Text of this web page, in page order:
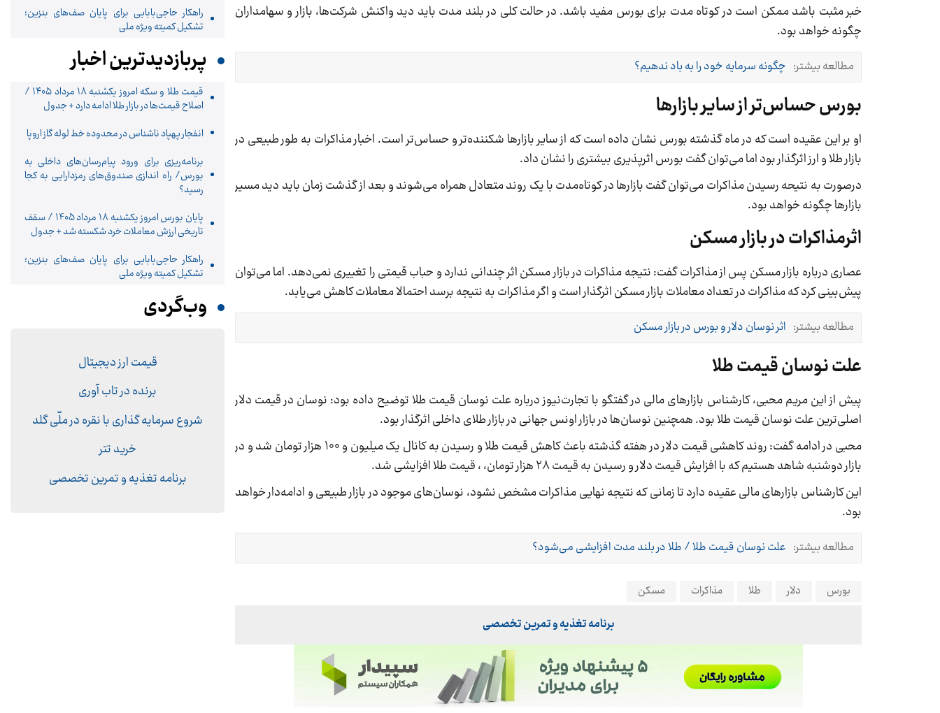
خبر مثبت باشد ممکن است در کوتاه مدت برای بورس مفید باشد. در حالت کلی در بلند مدت باید دید واکنش شرکت‌ها، بازار و سهامداران
چگونه خواهد بود.
مطالعه بیشتر: چگونه سرمایه خود را به باد ندهیم؟
بورس حساس‌تر از سایر بازارها
او بر این عقیده است که در ماه گذشته بورس نشان داده است که از سایر بازارها شکننده‌تر و حساس‌تر است. اخبار مذاکرات به طور طبیعی در
بازار طلا و ارز اثرگذار بود اما می‌توان گفت بورس اثرپذیری بیشتری را نشان داد.
درصورت به نتیحه رسیدن مذاکرات می‌توان گفت بازارها در کوتاه‌مدت با یک روند متعادل همراه می‌شوند و بعد از گذشت زمان باید دید مسیر
بازارها چگونه خواهد بود.
اثرمذاکرات در بازار مسکن
عصاری درباره بازار مسکن پس از مذاکرات گفت: نتیجه مذاکرات در بازار مسکن اثر چندانی ندارد و حباب قیمتی را تغییری نمی‌دهد. اما می‌توان
پیش‌بینی کرد که مذاکرات در تعداد معاملات بازار مسکن اثرگذار است و اگر مذاکرات به نتیجه برسد احتمالا معاملات کاهش می‌یابد.
مطالعه بیشتر: اثر نوسان دلار و بورس در بازار مسکن
علت نوسان قیمت طلا
پیش از این مریم محبی، کارشناس بازارهای مالی در گفتگو با تجارت‌نیوز درباره علت نوسان قیمت طلا توضیح داده بود: نوسان در قیمت دلار
اصلی‌ترین علت نوسان قیمت طلا بود. همچنین نوسان‌ها در بازار اونس جهانی در بازار طلای داخلی اثرگذار بود.
محبی در ادامه گفت: روند کاهشی قیمت دلار در هفته گذشته باعث کاهش قیمت طلا و رسیدن به کانال یک میلیون و ۱۰۰ هزار تومان شد و در
بازار دوشنبه شاهد هستیم که با افزایش قیمت دلار و رسیدن به قیمت ۲۸ هزار تومان، ، قیمت طلا افزایشی شد.
این کارشناس بازارهای مالی عقیده دارد تا زمانی که نتیجه نهایی مذاکرات مشخص نشود، نوسان‌های موجود در بازار طبیعی و ادامه‌دار خواهد
بود.
مطالعه بیشتر: علت نوسان قیمت طلا / طلا در بلند مدت افزایشی می‌شود؟
بورس دلار طلا مذاکرات مسکن
برنامه تغذیه و تمرین تخصصی
راهکار حاجی‌بابایی برای پایان صف‌های بنزین؛
تشکیل کمیته ویژه ملی
پربازدیدترین اخبار
قیمت طلا و سکه امروز یکشنبه ۱۸ مرداد ۱۴۰۵ /
اصلاح قیمت‌ها در بازار طلا ادامه دارد + جدول
انفجار پهپاد ناشناس در محدوده خط لوله گاز اروپا
برنامه‌ریزی برای ورود پیام‌رسان‌های داخلی به
بورس/ راه اندازی صندوق‌های رمزدارایی به کجا
رسید؟
پایان بورس امروز یکشنبه 18 مرداد 1405 / سقف
تاریخی ارزش معاملات خرد شکسته شد + جدول
راهکار حاجی‌بابایی برای پایان صف‌های بنزین؛
تشکیل کمیته ویژه ملی
وب‌گردی
قیمت ارز دیجیتال
برنده در تاب آوری
شروع سرمایه گذاری با نقره در ملّی گلد
خرید تتر
برنامه تغذیه و تمرین تخصصی